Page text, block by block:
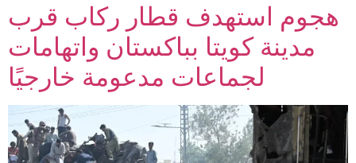
هجوم استهدف قطار ركاب قرب
مدينة كويتا بباكستان واتهامات
لجماعات مدعومة خارجيًا